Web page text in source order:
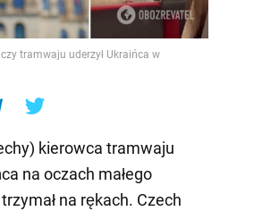
tramwaju uderzył Ukraińca w
kierowca tramwaju
na oczach małego
na rękach. Czech